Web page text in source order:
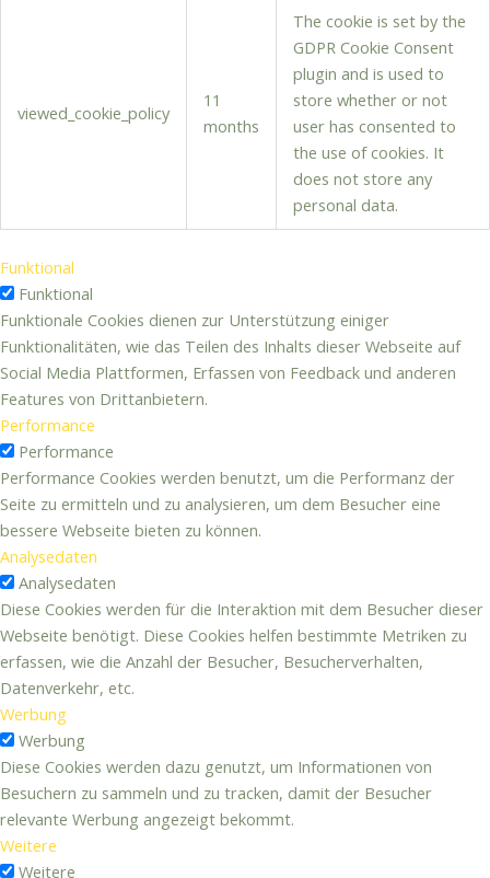
viewed_cookie_policy
11
months
The cookie is set by the
GDPR Cookie Consent
plugin and is used to
store whether or not
user has consented to
the use of cookies. It
does not store any
personal data.
Funktional
Funktional
Funktionale Cookies dienen zur Unterstützung einiger
Funktionalitäten, wie das Teilen des Inhalts dieser Webseite auf
Social Media Plattformen, Erfassen von Feedback und anderen
Features von Drittanbietern.
Performance
Performance
Performance Cookies werden benutzt, um die Performanz der
Seite zu ermitteln und zu analysieren, um dem Besucher eine
bessere Webseite bieten zu können.
Analysedaten
Analysedaten
Diese Cookies werden für die Interaktion mit dem Besucher dieser
Webseite benötigt. Diese Cookies helfen bestimmte Metriken zu
erfassen, wie die Anzahl der Besucher, Besucherverhalten,
Datenverkehr, etc.
Werbung
Werbung
Diese Cookies werden dazu genutzt, um Informationen von
Besuchern zu sammeln und zu tracken, damit der Besucher
relevante Werbung angezeigt bekommt.
Weitere
Weitere